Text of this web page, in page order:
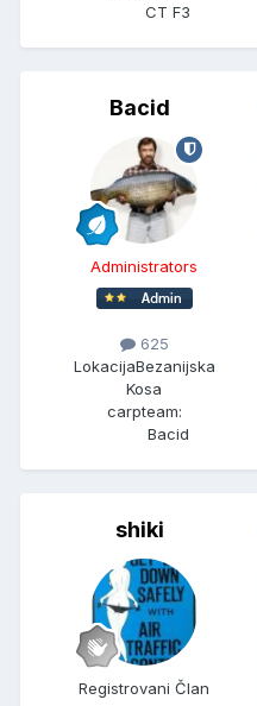
CT F3
Bacid
Administrators
625
LokacijaBezanijska
Kosa
carpteam:
Bacid
shiki
Registrovani Član